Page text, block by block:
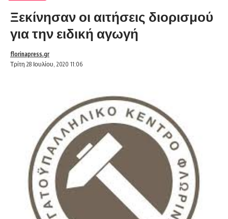
Ξεκίνησαν οι αιτήσεις διορισμού
για την ειδική αγωγή
Τρίτη 28 Ιουλίου, 2020 11:06
florinapress.gr